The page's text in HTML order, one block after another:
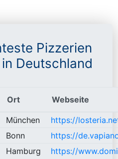
Pizzerien
Deutschland
Ort Webseite
München
https://
Bonn
https://
Hamburg https://